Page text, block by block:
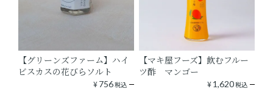
【グリーンズファーム】ハイ
ビスカスの花びらソルト
¥756税込
【マキ屋フーズ】飲むフルー
ツ酢 マンゴー
¥1,620税込